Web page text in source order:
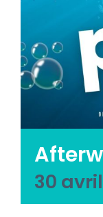
Contact
30